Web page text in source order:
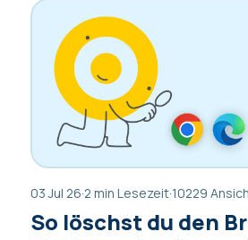
03 Jul 26·2 min Lesezeit·10229
So löschst du den